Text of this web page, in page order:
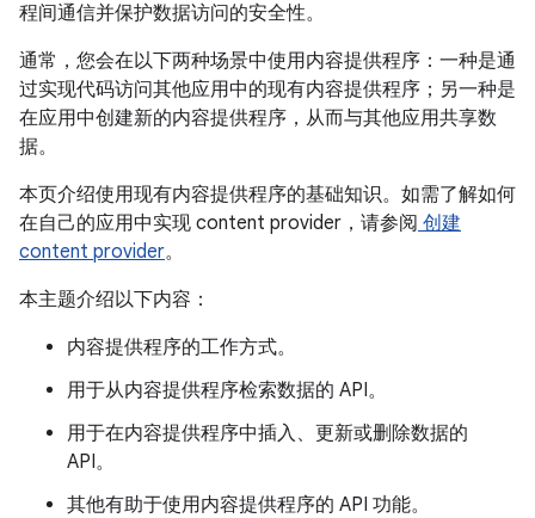
程间通信并保护数据访问的安全性。
通常，您会在以下两种场景中使用内容提供程序：一种是通
过实现代码访问其他应用中的现有内容提供程序；另一种是
在应用中创建新的内容提供程序，从而与其他应用共享数
据。
本页介绍使用现有内容提供程序的基础知识。如需了解如何
在自己的应用中实现 content provider，请参阅 创建
content provider。
本主题介绍以下内容：
内容提供程序的工作方式。
用于从内容提供程序检索数据的 API。
用于在内容提供程序中插入、更新或删除数据的
API。
其他有助于使用内容提供程序的 API 功能。